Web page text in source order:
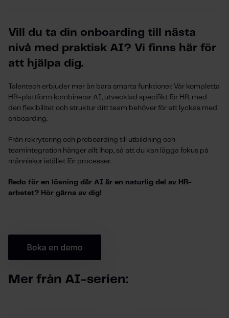
Vill du ta din onboarding till nästa
nivå med praktisk AI? Vi finns här för
att hjälpa dig.
Talentech erbjuder mer än bara smarta funktioner. Vår kompletta
HR-plattform kombinerar AI, utvecklad specifikt för HR, med
den flexibilitet och struktur ditt team behöver för att lyckas med
onboarding.
Från rekrytering och preboarding till utbildning och
teamintegration hänger allt ihop, så att du kan lägga fokus på
människor istället för processer.
Redo för en lösning där AI är en naturlig del av HR-
arbetet? Hör gärna av dig!
Mer från AI-serien: